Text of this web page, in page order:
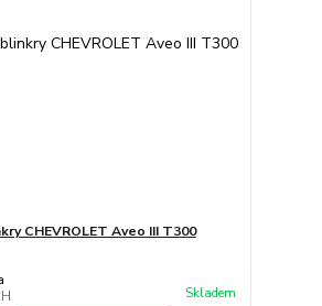
CHEVROLET Aveo III T300
Skladem